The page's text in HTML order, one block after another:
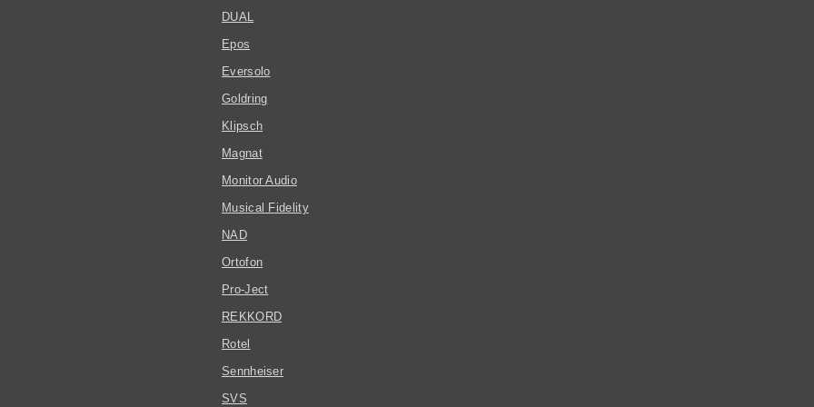
DUAL
Epos
Eversolo
Goldring
Klipsch
Magnat
Monitor Audio
Musical Fidelity
NAD
Ortofon
Pro-Ject
REKKORD
Rotel
Sennheiser
SVS